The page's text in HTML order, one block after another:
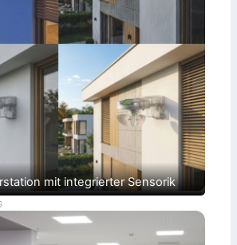
mit integrierter Sensorik